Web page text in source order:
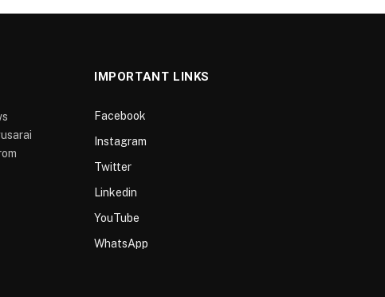
IMPORTANT LINKS
Facebook
Instagram
Twitter
Linkedin
YouTube
WhatsApp